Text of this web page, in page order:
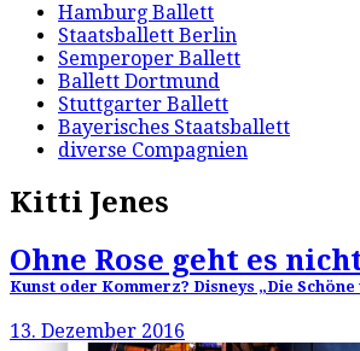
Hamburg Ballett
Staatsballett Berlin
Semperoper Ballett
Ballett Dortmund
Stuttgarter Ballett
Bayerisches Staatsballett
diverse Compagnien
Kitti Jenes
Ohne Rose geht es
Kunst oder Kommerz? Disneys „Die
13. Dezember 2016